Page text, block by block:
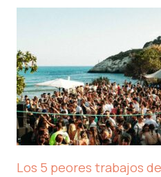
Los 5 peores trabajos